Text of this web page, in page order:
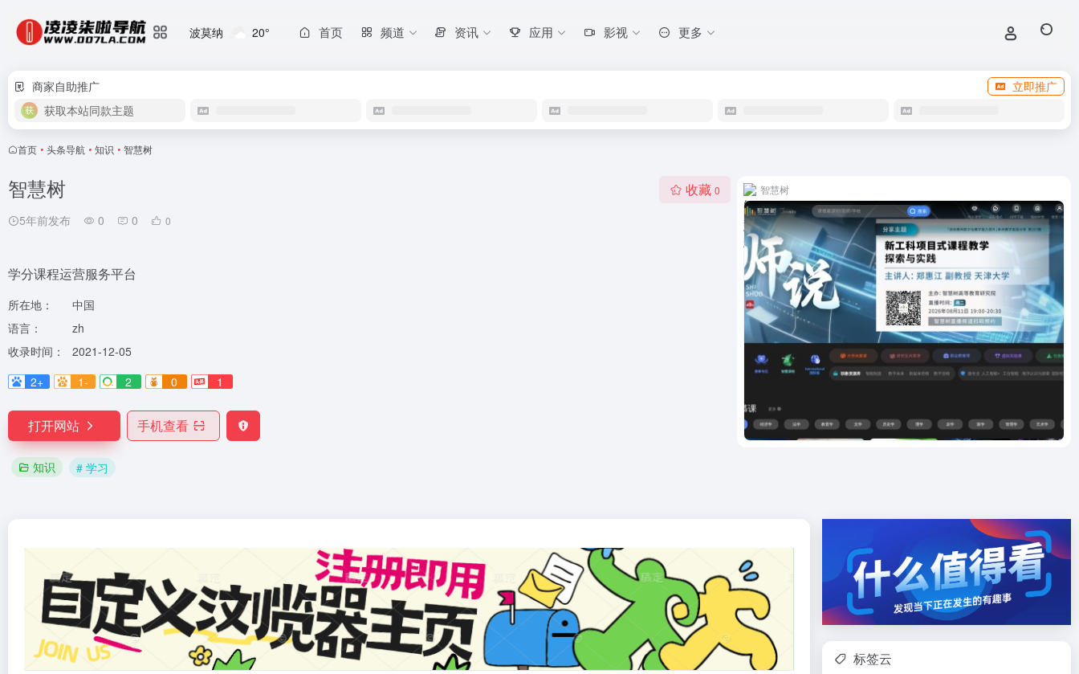
波莫纳 20° 首页 频道 资讯 应用 影视 更多
商家自助推广
立即推广
获取本站同款主题
首页 • 头条导航 • 知识 • 智慧树
智慧树
5年前发布 0 0 0
收藏 0
学分课程运营服务平台
所在地：
中国
语言：
zh
收录时间：
2021-12-05
2+
1- 2 0 1
打开网站 手机查看
知识 # 学习
智慧树
标签云